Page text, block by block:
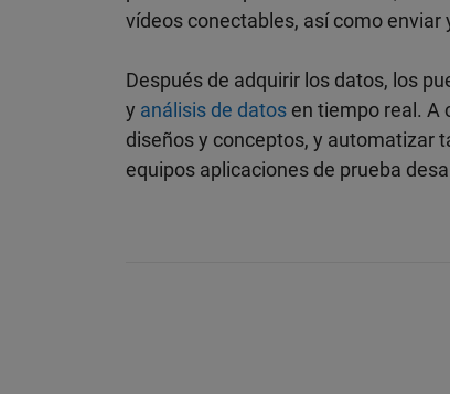
vídeos conectables, así como enviar
Después de adquirir los datos, los
y análisis de datos en tiempo real. A
diseños y conceptos, y automatizar
equipos aplicaciones de prueba